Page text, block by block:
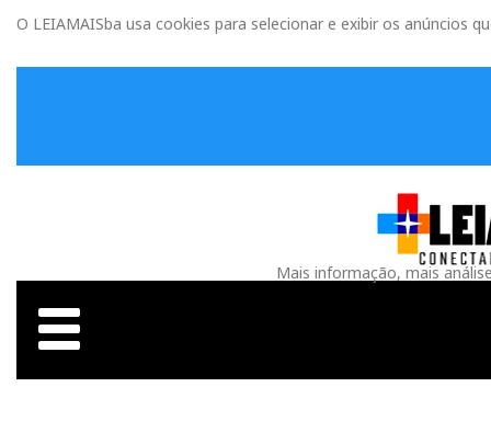
O LEIAMAISba usa cookies para selecionar e exibir os anúncios
Mais informação, mais